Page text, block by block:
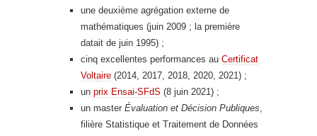
une deuxième agrégation externe de
mathématiques (juin 2009 ; la première
datait de juin 1995) ;
cinq excellentes performances au Certificat
Voltaire (2014, 2017, 2018, 2020, 2021) ;
un prix Ensai-SFdS (8 juin 2021) ;
un master Évaluation et Décision Publiques,
filière Statistique et Traitement de Données